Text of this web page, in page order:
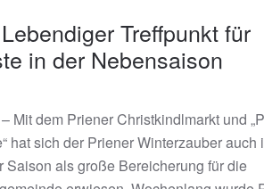
Treffpunkt für
in der Nebensaison
Mit dem Priener Christkindlmarkt und
hat sich der Priener Winterzauber auch
Saison als große Bereicherung für die